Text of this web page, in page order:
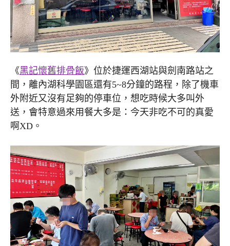
《黑記懷舊排骨飯》位於捷運西湖站與劍南路站之
間，離內湖科學園區還有5~8分鐘的路程，除了機車
外附近又沒有足夠的停車位，想吃時候大多叫外
送，會特意過來用餐大多是：今天非吃不可的真愛
啊XD。